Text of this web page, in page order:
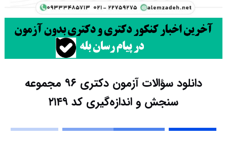
دانلود سؤالات آزمون دکتری ۹۶ مجموعه
سنجش و اندازه‌گیری کد ۲۱۴۹